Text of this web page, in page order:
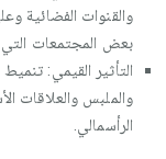
والقنوات الفضائية
بعض المجتمعات التي
التأثير القيمي:
والملبس والعلاقات
الرأسمالي.